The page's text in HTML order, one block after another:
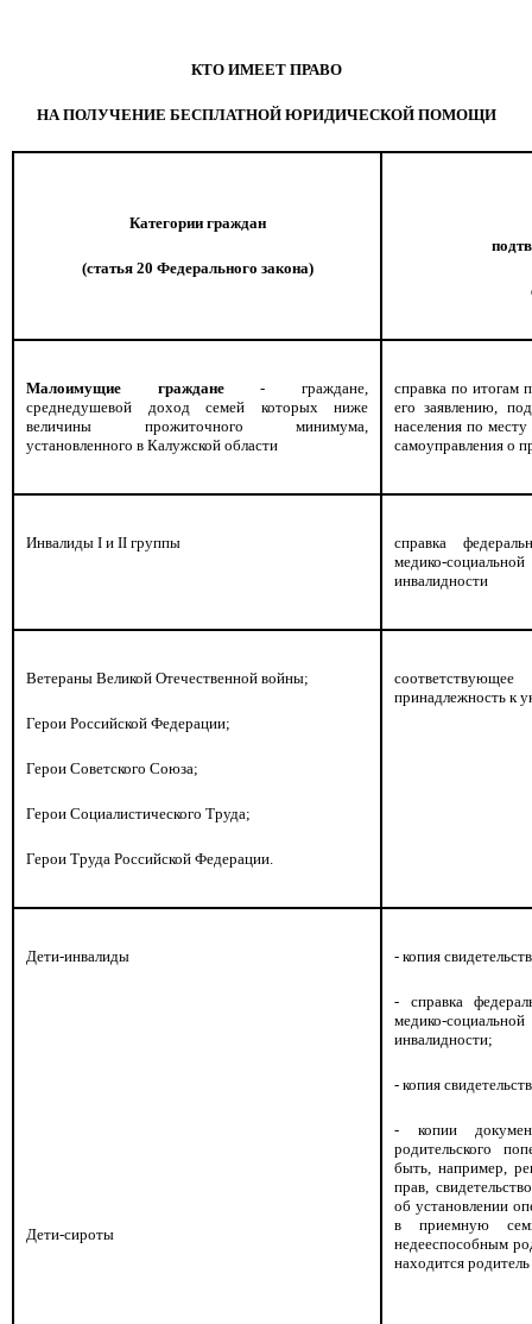
КТО ИМЕЕТ ПРАВО
НА ПОЛУЧЕНИЕ БЕСПЛАТНОЙ ЮРИДИЧЕСКОЙ ПОМОЩИ
Категории граждан
(статья 20 Федерального закона)
Малоимущие граждане- граждане,
среднедушевой доход семей которых ниже
величины прожиточного минимума,
установленного в Калужской области
справка по итогам
его заявлению,
населения по
самоуправления о
Инвалиды I и II группы
справка
медико-
инвалидности
Ветераны Великой Отечественной войны;
Герои Российской Федерации;
Герои Советского Союза;
Герои Социалистического Труда;
Герои Труда Российской Федерации.
принадлежность к
Дети-инвалиды
Дети-сироты
- копия
- справка
медико-
инвалидности;
- копия
- копии
родительского
быть, например,
прав,
об установлении
в приемную
недееспособным
находится родитель